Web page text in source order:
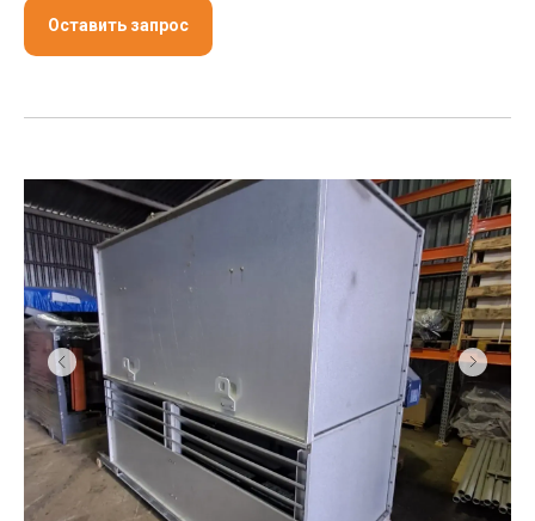
Оставить запрос